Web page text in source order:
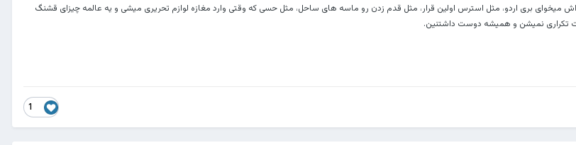
میخوای بری اردو، مثل استرس اولین قرار، مثل قدم زدن رو ماسه های ساحل، مثل حسی که وقتی وارد مغازه لوازم تحریری میشی و یه عالمه چیزای قشنگ
تکراری نمیشن و همیشه دوست داشتنین.
1